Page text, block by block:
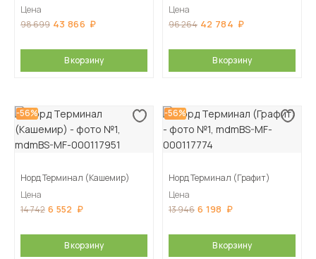
Цена
98 699 43 866
В корзину
Цена
96 264 42 784
В корзину
-56%
Норд Терминал (Кашемир)
Цена
14 742 6 552
В корзину
-56%
Норд Терминал (Графит)
Цена
13 946 6 198
В корзину